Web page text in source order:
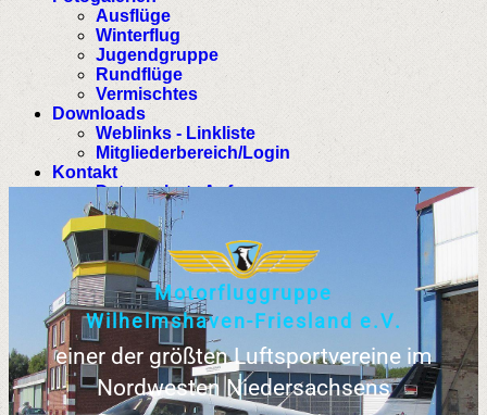
Ausflüge
Winterflug
Jugendgruppe
Rundflüge
Vermischtes
Downloads
Weblinks - Linkliste
Mitgliederbereich/Login
Kontakt
Datenschutz Anfrage
Motorf uggruppe
Wi helmshaven- Fries and e.V.
einer der größten Luftsportvereine im
Nordwesten Niedersachsens